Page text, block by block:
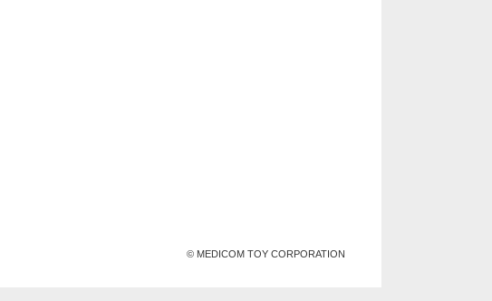
© MEDICOM TOY CORPORATION